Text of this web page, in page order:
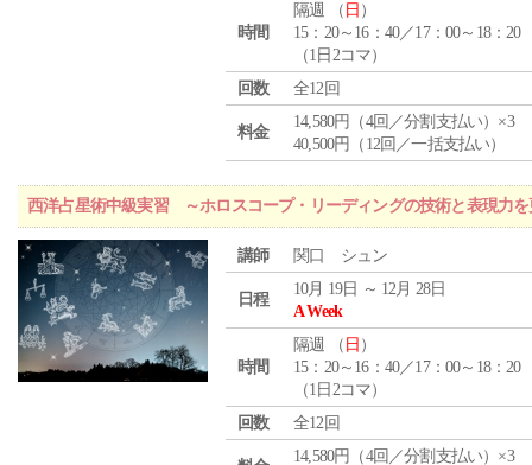
時間
隔週 （ 日 ）
15：20～16：40／17：00～18：20
（1日2コマ）
回数
全12回
料金
14,580円（4回／分割支払い）×3
40,500円（12回／一括支払い）
西洋占星術中級実習 ～ホロスコープ・リーディングの技術と表現力
講師 関口 シュン
日程
10月 19日 ～ 12月 28日
A Week
時間
隔週 （ 日 ）
15：20～16：40／17：00～18：20
（1日2コマ）
回数
全12回
14,580円（4回／分割支払い）×3